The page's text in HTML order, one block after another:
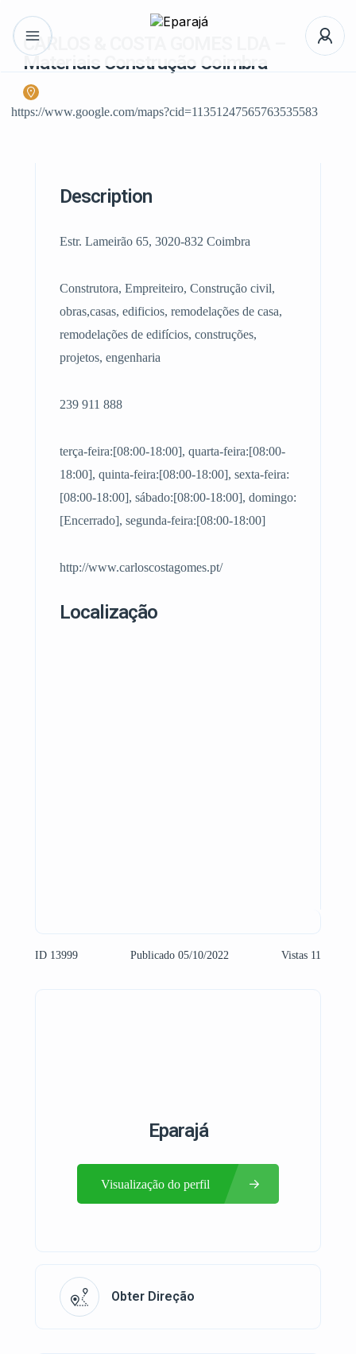
CARLOS & COSTA GOMES LDA –
Materiais Construção Coimbra
https://www.google.com/maps?cid=11351247565763535583
Description
Estr. Lameirão 65, 3020-832 Coimbra
Construtora, Empreiteiro, Construção civil,
obras,casas, edificios, remodelações de casa,
remodelações de edifícios, construções,
projetos, engenharia
239 911 888
terça-feira:[08:00-18:00], quarta-feira:[08:00-
18:00], quinta-feira:[08:00-18:00], sexta-feira:
[08:00-18:00], sábado:[08:00-18:00], domingo:
[Encerrado], segunda-feira:[08:00-18:00]
http://www.carloscostagomes.pt/
Localização
ID 13999 Publicado 05/10/2022 Vistas 11
Eparajá
Visualização do perfil
Obter Direção